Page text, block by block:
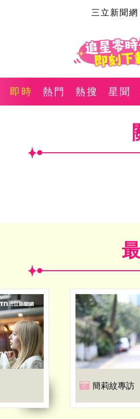
三立新聞網
即時 熱門 熱搜 星聞
簡莉紋專訪